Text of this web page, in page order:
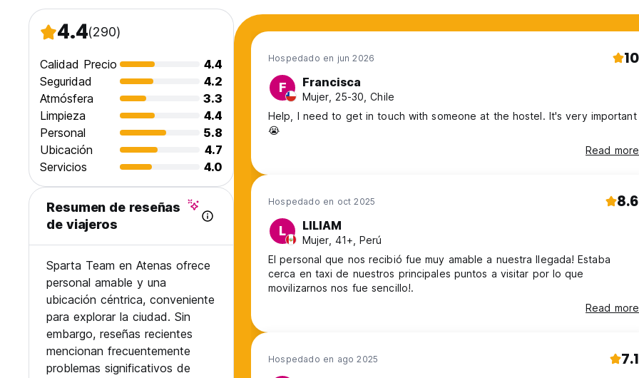
4.4(290)
Calidad Precio
4.4
Seguridad
4.2
Atmósfera
3.3
Limpieza
4.4
Personal
5.8
Ubicación
4.7
Servicios
4.0
Resumen de reseñas
de viajeros
Sparta Team en Atenas ofrece
personal amable y una
ubicación céntrica, conveniente
para explorar la ciudad. Sin
embargo, reseñas recientes
mencionan frecuentemente
problemas significativos de
Hospedado en jun 2026 10
F Francisca
Mujer, 25-30, Chile
Help, I need to get in touch with someone at the hostel. It's very important
😭
Read more
Hospedado en oct 2025 8.6
L LILIAM
Mujer, 41+, Perú
El personal que nos recibió fue muy amable a nuestra llegada! Estaba
cerca en taxi de nuestros principales puntos a visitar por lo que
movilizarnos nos fue sencillo!.
Read more
Hospedado en ago 2025 7.1